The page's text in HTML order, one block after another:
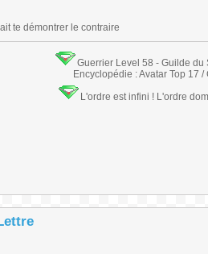
te démontrer le contraire
Guerrier Level 58 - Guilde
Encyclopédie : Avatar Top 17 /
L'ordre est infini ! L'ordre